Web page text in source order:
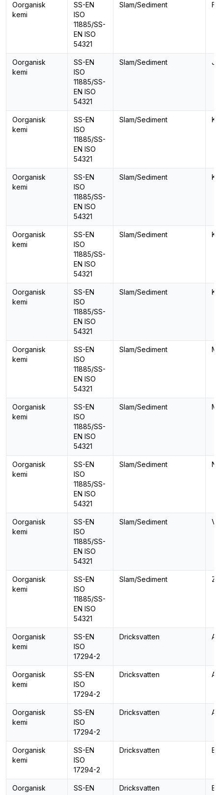
Oorganisk
kemi
SS-EN
ISO
11885/SS-
EN ISO
54321
Slam/Sediment
Oorganisk
kemi
SS-EN
ISO
11885/SS-
EN ISO
54321
Slam/Sediment
Oorganisk
kemi
SS-EN
ISO
11885/SS-
EN ISO
54321
Slam/Sediment
Oorganisk
kemi
SS-EN
ISO
11885/SS-
EN ISO
54321
Slam/Sediment
Oorganisk
kemi
SS-EN
ISO
11885/SS-
EN ISO
54321
Slam/Sediment
Oorganisk
kemi
SS-EN
ISO
11885/SS-
EN ISO
54321
Slam/Sediment
Oorganisk
kemi
SS-EN
ISO
11885/SS-
EN ISO
54321
Slam/Sediment
Oorganisk
kemi
SS-EN
ISO
11885/SS-
EN ISO
54321
Slam/Sediment
Oorganisk
kemi
SS-EN
ISO
11885/SS-
EN ISO
54321
Slam/Sediment
Oorganisk
kemi
SS-EN
ISO
11885/SS-
EN ISO
54321
Slam/Sediment
Oorganisk
kemi
SS-EN
ISO
11885/SS-
EN ISO
54321
Slam/Sediment
Oorganisk
kemi
SS-EN
ISO
17294-2
Dricksvatten
Oorganisk
kemi
SS-EN
ISO
17294-2
Dricksvatten
Oorganisk
kemi
SS-EN
ISO
17294-2
Dricksvatten
Oorganisk
kemi
SS-EN
ISO
17294-2
Dricksvatten
Oorganisk
SS-EN
Dricksvatten